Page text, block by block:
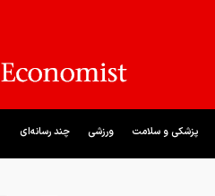
پزشکی و سلامت ورزشی چند رسانه‌ای